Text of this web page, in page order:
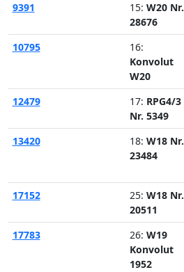
9391
15: W20 Nr.
28676
10795
16:
Konvolut
W20
12479 17: RPG4/3
Nr. 5349
13420
18: W18 Nr.
23484
17152
25: W18 Nr.
20511
17783
26: W19
Konvolut
1952